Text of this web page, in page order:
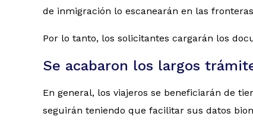
de inmigración lo escanearán en las
Por lo tanto, los solicitantes cargarán los
Se acabaron los largos
En general, los viajeros se beneficiarán de
seguirán teniendo que facilitar sus datos